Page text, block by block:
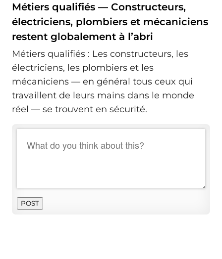
Métiers qualifiés — Constructeurs,
électriciens, plombiers et mécaniciens
restent globalement à l’abri
Métiers qualifiés : Les constructeurs, les
électriciens, les plombiers et les
mécaniciens — en général tous ceux qui
travaillent de leurs mains dans le monde
réel — se trouvent en sécurité.
POST